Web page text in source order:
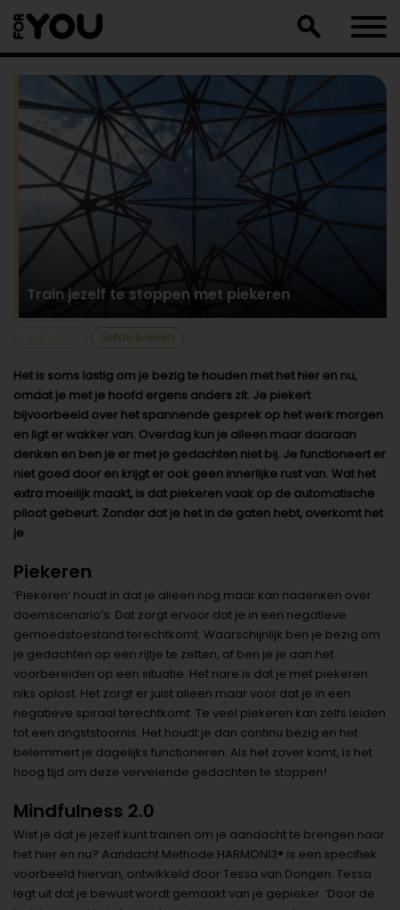
naar
artikel
Train jezelf te stoppen met piekeren
Liefde & leven
Het is soms lastig om je bezig te houden met het hier en nu,
omdat je met je hoofd ergens anders zit. Je piekert
bijvoorbeeld over het spannende gesprek op het werk morgen
en ligt er wakker van. Overdag kun je alleen maar daaraan
denken en ben je er met je gedachten niet bij. Je functioneert er
niet goed door en krijgt er ook geen innerlijke rust van. Wat het
extra moeilijk maakt, is dat piekeren vaak op de automatische
piloot gebeurt. Zonder dat je het in de gaten hebt, overkomt het
je.
Piekeren
‘Piekeren’ houdt in dat je alleen nog maar kan nadenken over
doemscenario’s. Dat zorgt ervoor dat je in een negatieve
gemoedstoestand terechtkomt. Waarschijnlijk ben je bezig om
je gedachten op een rijtje te zetten, of ben je je aan het
voorbereiden op een situatie. Het nare is dat je met piekeren
niks oplost. Het zorgt er juist alleen maar voor dat je in een
negatieve spiraal terechtkomt. Te veel piekeren kan zelfs leiden
tot een angststoornis. Het houdt je dan continu bezig en het
belemmert je dagelijks functioneren. Als het zover komt, is het
hoog tijd om deze vervelende gedachten te stoppen!
Mindfulness 2.0
Wist je dat je jezelf kunt trainen om je aandacht te brengen naar
het hier en nu? Aandacht Methode HARMONI3® is een specifiek
voorbeeld hiervan, ontwikkeld door Tessa van Dongen. Tessa
legt uit dat je bewust wordt gemaakt van je gepieker. ‘Door de